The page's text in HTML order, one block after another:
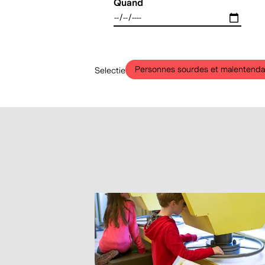
Quand
Selectie Personnes sourdes et